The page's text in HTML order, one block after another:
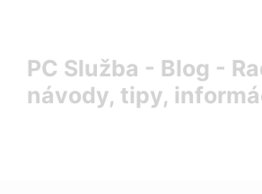
PC Služba - Blog -
návody, tipy,